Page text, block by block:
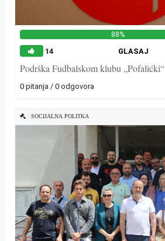
88%
14 GLASAJ
Podrška Fudbalskom klubu „Pofalićki“
0 pitanja / 0 odgovora
SOCIJALNA POLITKA